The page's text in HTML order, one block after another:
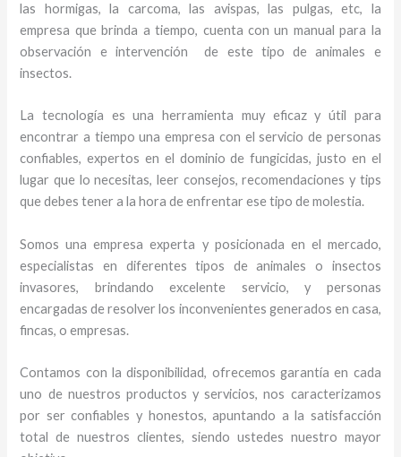
las hormigas, la carcoma, las avispas, las pulgas, etc, la
empresa que brinda a tiempo, cuenta con un manual para la
observación e intervención de este tipo de animales e
insectos.
La tecnología es una herramienta muy eficaz y útil para
encontrar a tiempo una empresa con el servicio de personas
confiables, expertos en el dominio de fungicidas, justo en el
lugar que lo necesitas, leer consejos, recomendaciones y tips
que debes tener a la hora de enfrentar ese tipo de molestia.
Somos una empresa experta y posicionada en el mercado,
especialistas en diferentes tipos de animales o insectos
invasores, brindando excelente servicio, y personas
encargadas de resolver los inconvenientes generados en casa,
fincas, o empresas.
Contamos con la disponibilidad, ofrecemos garantía en cada
uno de nuestros productos y servicios, nos caracterizamos
por ser confiables y honestos, apuntando a la satisfacción
total de nuestros clientes, siendo ustedes nuestro mayor